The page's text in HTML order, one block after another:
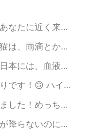
vortex」を調
い！
2021.02.16 21:56
っています。
蝶になったように地上の体を残した魂です。 今日はいつもの田舎の道路...
に見てます。何かを見ています。多分私が見ることができないものを見て...
い質問だと思ったけど、理由を聞かなかった。日本の血液型はさまざまな...
れらの水を買ってもいいと頼んで、無料でくれました。助けを求めるのが...
しました！ジェッサは背が低いから良い写真を撮ることが難しかっ...
コーヒーを飲みたい！ 雪が降ってる時、厚い毛皮がある動物の以外は...